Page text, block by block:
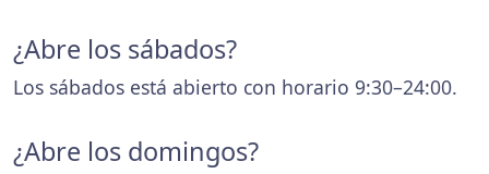
¿Abre los sábados?
Los sábados está abierto con horario 9:30–24:00.
¿Abre los domingos?